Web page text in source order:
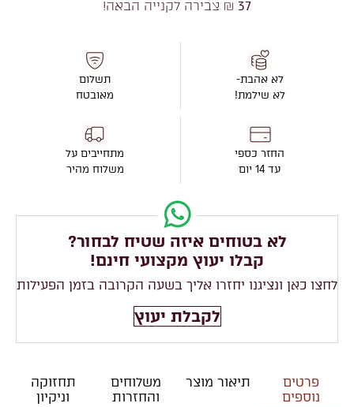
37 ₪ צבירה לקנייה הבאה!
לא אהבת-
לא שילמת!
החזר כספי
עד 14 יום
תשלום
מאובטח
מתחייבים על
משלוח מהיר
לא בטוחים איזה שטיח לבחור?
קבלו יעוץ מקצועי חינם!
לחצו כאן ונציגנו יחזרו אליך בשעה הקרובה בזמן הפעילות
לקבלת יעוץ
פרטים
נוספים
תיאור מוצר
משלוחים
והחזרות
תחזוקה
וניקיון